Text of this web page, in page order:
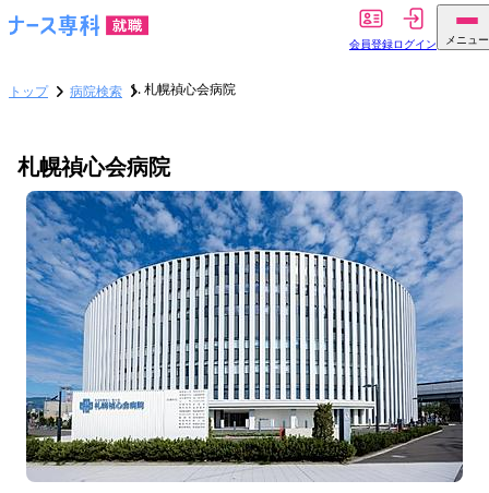
会員登録ログイン メニュー
トップ 病院検索 札幌禎心会病院
札幌禎心会病院